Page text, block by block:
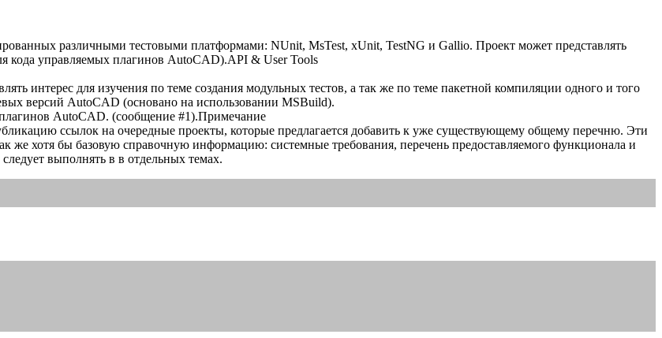
различными тестовыми платформами: NUnit, MsTest, xUnit, TestNG и Gallio. Проект может представлять
кода управляемых плагинов AutoCAD).API & User Tools
интерес для изучения по теме создания модульных тестов, а так же по теме пакетной компиляции одного и того
версий AutoCAD (основано на использовании MSBuild).
AutoCAD. (сообщение #1).Примечание
ссылок на очередные проекты, которые предлагается добавить к уже существующему общему перечню. Эти
же хотя бы базовую справочную информацию: системные требования, перечень предоставляемого функционала и
выполнять в в отдельных темах.